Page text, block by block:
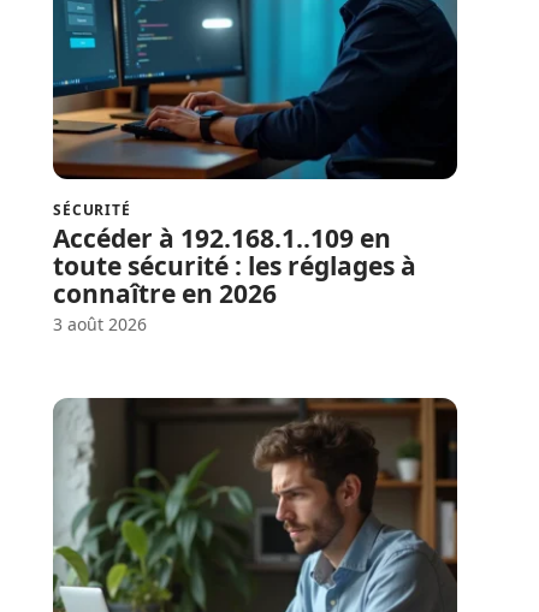
SÉCURITÉ
Accéder à 192.168.1..109 en
toute sécurité : les réglages à
connaître en 2026
3 août 2026